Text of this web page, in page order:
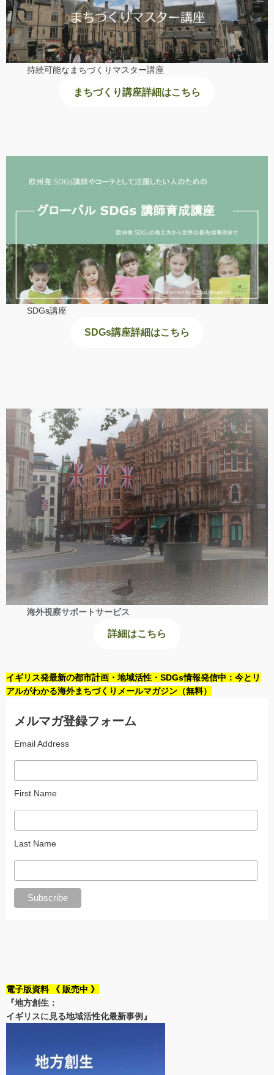
持続可能なまちづくりマスター講座
まちづくり講座詳細はこちら
SDGs講座
SDGs講座詳細はこちら
海外視察サポートサービス
詳細はこちら
イギリス発最新の都市計画・地域活性・SDGs情報発信中：今とリ
アルがわかる海外まちづくりメールマガジン（無料）
メルマガ登録フォーム
Email Address
First Name
Last Name
電子版資料 《 販売中 》
『地方創生：
イギリスに見る地域活性化最新事例』